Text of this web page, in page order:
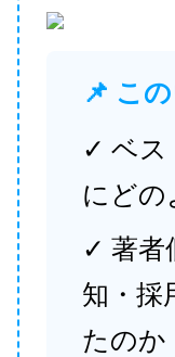
📌 こ
✓ ベス
にどの
✓ 著者
知・採
たのか